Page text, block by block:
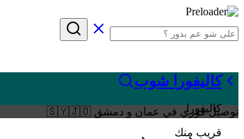
كاليفورا شوب
كاليفورا
قريب منك
توصيل فوري في عمان و دمشق 🇸🇾🇯🇴